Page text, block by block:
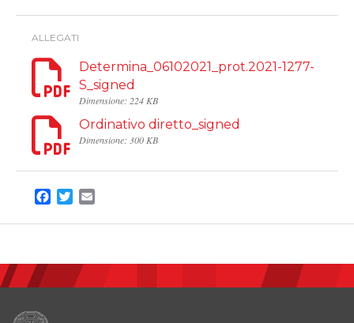
ALLEGATI
Determina_06102021_prot.2021-1277-
S_signed
Dimensione: 224 KB
Ordinativo diretto_signed
Dimensione: 300 KB
Facebook
Twitter